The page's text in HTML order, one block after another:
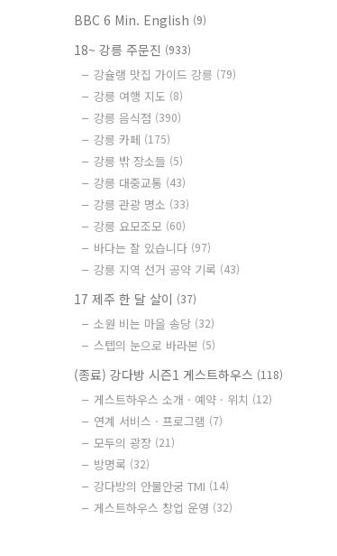
BBC 6 Min. English (9)
18~ 강릉 주문진 (933)
강슐랭 맛집 가이드 강릉 (79)
강릉 여행 지도 (8)
강릉 음식점 (390)
강릉 카페 (175)
강릉 밖 장소들 (5)
강릉 대중교통 (43)
강릉 관광 명소 (33)
강릉 요모조모 (60)
바다는 잘 있습니다 (97)
강릉 지역 선거 공약 기록 (43)
17 제주 한 달 살이 (37)
소원 비는 마을 송당 (32)
스텝의 눈으로 바라본 (5)
(종료) 강다방 시즌1 게스트하우스 (118)
게스트하우스 소개 · 예약 · 위치 (12)
연계 서비스 · 프로그램 (7)
모두의 광장 (21)
방명록 (32)
강다방의 안물안궁 TMI (14)
게스트하우스 창업 운영 (32)